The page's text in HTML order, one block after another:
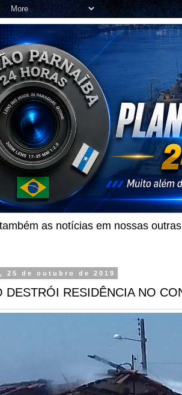
as notícias em nossas
25 de outubro de 2019
DESTRÓI RESIDÊNCIA NO